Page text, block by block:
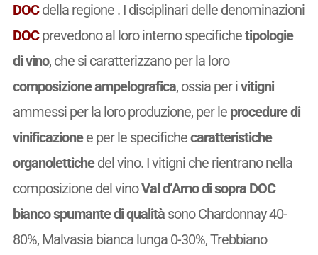
DOCdella regione . I disciplinari delle denominazioni
DOCprevedono al loro interno specifichetipologie
di vino, che si caratterizzano per la loro
composizione ampelografica, ossia per ivitigni
ammessi per la loro produzione, per le procedure di
vinificazionee per le specifichecaratteristiche
organolettichedel vino. I vitigni che rientrano nella
composizione del vinoVal d’Arno di sopra DOC
bianco spumante di qualitàsono Chardonnay 40-
80%, Malvasia bianca lunga 0-30%, Trebbiano